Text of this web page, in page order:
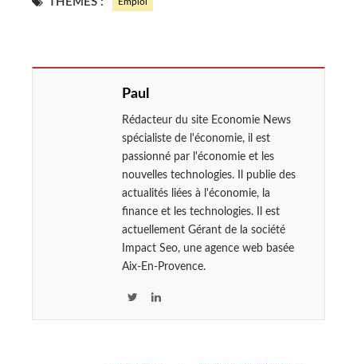
Paul
Rédacteur du site Economie News
spécialiste de l'économie, il est
passionné par l'économie et les
nouvelles technologies. Il publie des
actualités liées à l'économie, la
finance et les technologies. Il est
actuellement Gérant de la société
Impact Seo, une agence web basée
Aix-En-Provence.
L